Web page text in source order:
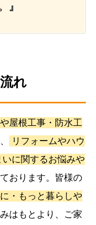
』
れ
屋根工事・防水工
リフォームやハウ
いに関するお悩みや
おります。皆様の
・もっと暮らしや
はもとより、ご家